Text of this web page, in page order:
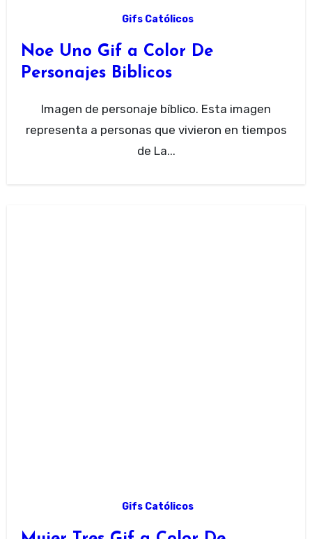
Gifs Católicos
Noe Uno Gif a Color De
Personajes Biblicos
Imagen de personaje bíblico. Esta imagen
representa a personas que vivieron en tiempos
de La...
Gifs Católicos